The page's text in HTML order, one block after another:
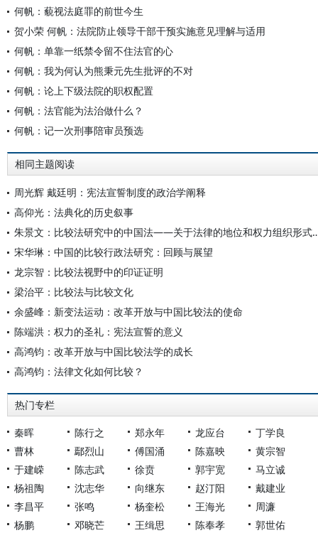
何帆：藐视法庭罪的前世今生
贺小荣 何帆：法院防止领导干部干预实施意见理解与适用
何帆：单靠一纸禁令留不住法官的心
何帆：我为何认为熊秉元先生批评的不对
何帆：论上下级法院的职权配置
何帆：法官能为法治做什么？
何帆：记一次刑事陪审员预选
相同主题阅读
周光辉 戴廷明：宪法宣誓制度的政治学阐释
高仰光：法典化的历史叙事
朱景文：比较法研究中的中国
宋华琳：中国的比较行政法研究：回顾与展望
龙宗智：比较法视野中的印证证明
梁治平：比较法与比较文化
余盛峰：新变法运动：改革开放与中国比较法的使命
陈端洪：权力的圣礼：宪法宣誓的意义
高鸿钧：改革开放与中国比较法学的成长
高鸿钧：法律文化如何比较？
热门专栏
秦晖 陈行之 郑永年 龙应台
丁学良
曹林
鄢烈山 傅国涌 陈嘉映
黄宗智
于建嵘
陈志武 徐贲 郭宇宽
马立诚
杨祖陶
沈志华 向继东 赵汀阳
戴建业
李昌平
张鸣 杨奎松 王海光
周濂
杨鹏
邓晓芒 王缉思 陈奉孝 郭世佑